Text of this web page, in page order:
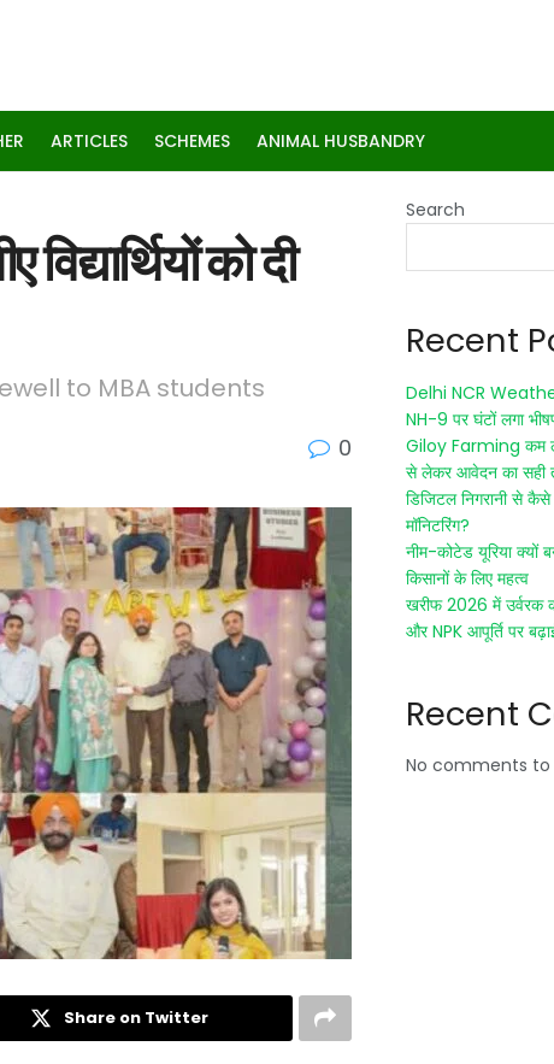
ARTICLES SCHEMES ANIMAL HUSBANDRY
को दी
to MBA students
0
Share on Twitter
Search
Recent
Delhi NCR
NH-9 पर घंटों लगा
Giloy Farming कम
से लेकर आवेदन का सही
डिजिटल निगरानी से कैसे
मॉनिटरिंग?
नीम-कोटेड यूरिया क्यों
किसानों के लिए महत्व
खरीफ 2026 में उर्वरक
और NPK आपूर्ति पर
Recent
No comments to